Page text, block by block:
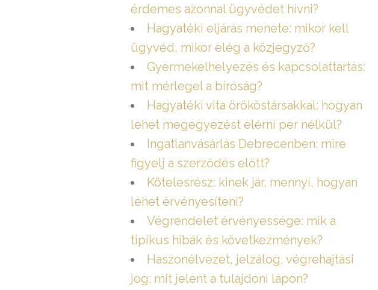
érdemes azonnal ügyvédet hívni?
Hagyatéki eljárás menete: mikor kell
ügyvéd, mikor elég a közjegyző?
Gyermekelhelyezés és kapcsolattartás:
mit mérlegel a bíróság?
Hagyatéki vita örököstársakkal: hogyan
lehet megegyezést elérni per nélkül?
Ingatlanvásárlás Debrecenben: mire
figyelj a szerződés előtt?
Kötelesrész: kinek jár, mennyi, hogyan
lehet érvényesíteni?
Végrendelet érvényessége: mik a
tipikus hibák és következmények?
Haszonélvezet, jelzálog, végrehajtási
jog: mit jelent a tulajdoni lapon?